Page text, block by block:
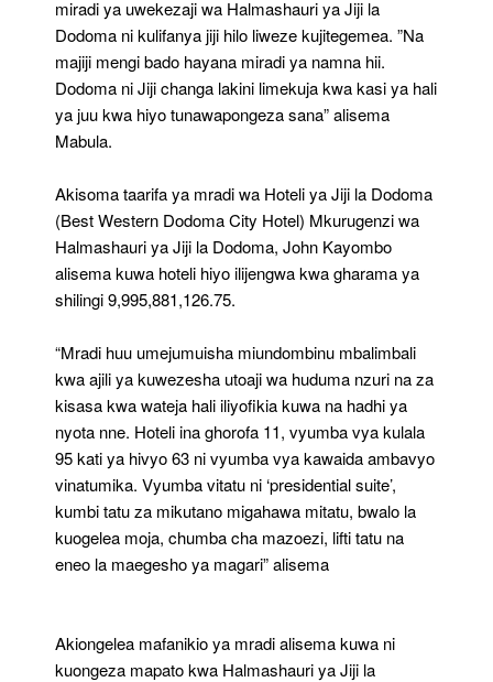
miradi ya uwekezaji wa Halmashauri ya Jiji la
Dodoma ni kulifanya jiji hilo liweze kujitegemea. ”Na
majiji mengi bado hayana miradi ya namna hii.
Dodoma ni Jiji changa lakini limekuja kwa kasi ya hali
ya juu kwa hiyo tunawapongeza sana” alisema
Mabula.
Akisoma taarifa ya mradi wa Hoteli ya Jiji la Dodoma
(Best Western Dodoma City Hotel) Mkurugenzi wa
Halmashauri ya Jiji la Dodoma, John Kayombo
alisema kuwa hoteli hiyo ilijengwa kwa gharama ya
shilingi 9,995,881,126.75.
“Mradi huu umejumuisha miundombinu mbalimbali
kwa ajili ya kuwezesha utoaji wa huduma nzuri na za
kisasa kwa wateja hali iliyofikia kuwa na hadhi ya
nyota nne. Hoteli ina ghorofa 11, vyumba vya kulala
95 kati ya hivyo 63 ni vyumba vya kawaida ambavyo
vinatumika. Vyumba vitatu ni ‘presidential suite’,
kumbi tatu za mikutano migahawa mitatu, bwalo la
kuogelea moja, chumba cha mazoezi, lifti tatu na
eneo la maegesho ya magari” alisema
Akiongelea mafanikio ya mradi alisema kuwa ni
kuongeza mapato kwa Halmashauri ya Jiji la